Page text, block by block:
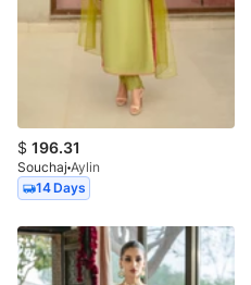
$ 196.31
Souchaj Aylin
14 Days